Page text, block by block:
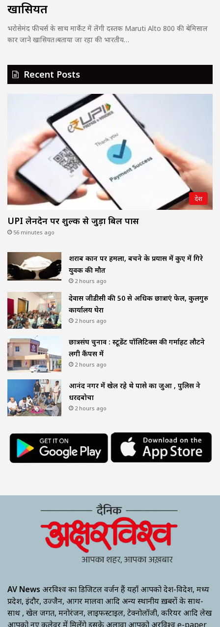
खासियत
भरोसेमंद फीचर्स के साथ मार्केट में लेंगी दस्तक Maruti Alto 800 की बेमिसाल
कार जाने खासियत।बताया जा रहा की भारतीय…
Recent Posts
देश
UPI लेनदेन पर शुल्क से जुड़ा बिल पास
56 minutes ago
शराब दुकान पर हमला, बचने के प्रयास में कुए में गिरे
युवक की मौत
2 hours ago
देवास जीडीसी की 50 से अधिक छात्राएं फेल, कुलगुरु
कार्यालय घेरा
2 hours ago
छात्रसंघ चुनाव : स्टूडेंट पॉलिटिक्स की गर्माहट लौटने
लगी कैंपस में
2 hours ago
आनंद नगर में खेल रहे थे पासे का जुआ , पुलिस ने
धरदबोचा
2 hours ago
AV News अक्षरविश्व का डिजिटल वर्जन हैं यहाँ आपको देश-विदेश, मध्य
प्रदेश, इंदौर, उज्जैन, आगर मालवा आदि अन्य स्थानीय ख़बरों के साथ-
साथ , खेल जगत, मनोरंजन, लाइफस्टाइल, टेक्नोलॉजी, करियर आदि लेख
आपको नए कलेवर में मिलेंगे इसके अलावा आपको अक्षरविश्व e-paper